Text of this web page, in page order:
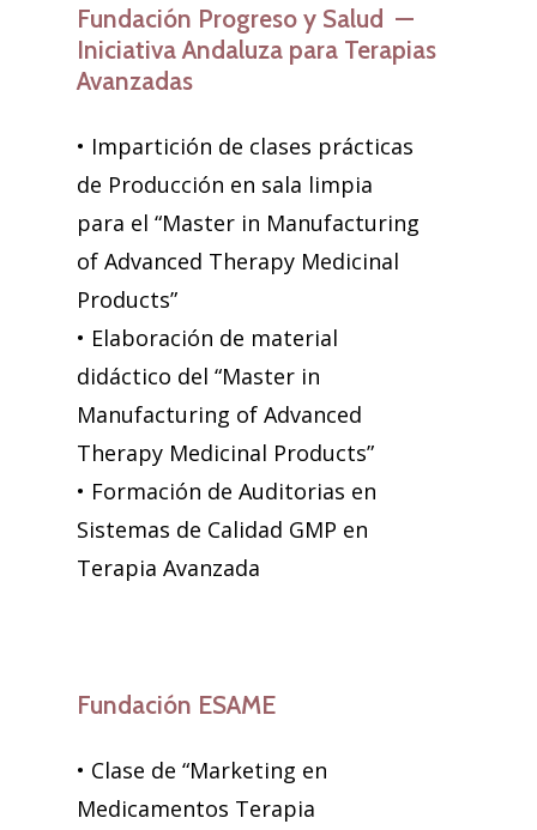
Fundación Progreso y Salud —
Iniciativa Andaluza para Terapias
Avanzadas
• Impartición de clases prácticas
de Producción en sala limpia
para el “Master in Manufacturing
of Advanced Therapy Medicinal
Products”
• Elaboración de material
didáctico del “Master in
Manufacturing of Advanced
Therapy Medicinal Products”
• Formación de Auditorias en
Sistemas de Calidad GMP en
Terapia Avanzada
Fundación ESAME
• Clase de “Marketing en
Medicamentos Terapia